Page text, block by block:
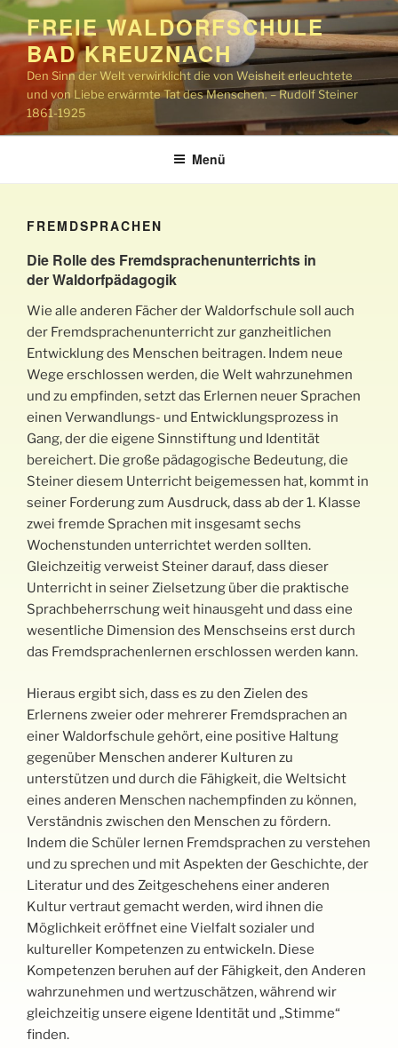
Zum
Inhalt
springen
FREIE WALDORFSCHULE
BAD KREUZNACH
Den Sinn der Welt verwirklicht die von Weisheit erleuchtete
und von Liebe erwärmte Tat des Menschen. – Rudolf Steiner
1861-1925
Menü
FREMDSPRACHEN
Die Rolle des Fremdsprachenunterrichts in
der Waldorfpädagogik
Wie alle anderen Fächer der Waldorfschule soll auch
der Fremdsprachenunterricht zur ganzheitlichen
Entwicklung des Menschen beitragen. Indem neue
Wege erschlossen werden, die Welt wahrzunehmen
und zu empfinden, setzt das Erlernen neuer Sprachen
einen Verwandlungs- und Entwicklungsprozess in
Gang, der die eigene Sinnstiftung und Identität
bereichert. Die große pädagogische Bedeutung, die
Steiner diesem Unterricht beigemessen hat, kommt in
seiner Forderung zum Ausdruck, dass ab der 1. Klasse
zwei fremde Sprachen mit insgesamt sechs
Wochenstunden unterrichtet werden sollten.
Gleichzeitig verweist Steiner darauf, dass dieser
Unterricht in seiner Zielsetzung über die praktische
Sprachbeherrschung weit hinausgeht und dass eine
wesentliche Dimension des Menschseins erst durch
das Fremdsprachenlernen erschlossen werden kann.
Hieraus ergibt sich, dass es zu den Zielen des
Erlernens zweier oder mehrerer Fremdsprachen an
einer Waldorfschule gehört, eine positive Haltung
gegenüber Menschen anderer Kulturen zu
unterstützen und durch die Fähigkeit, die Weltsicht
eines anderen Menschen nachempfinden zu können,
Verständnis zwischen den Menschen zu fördern.
Indem die Schüler lernen Fremdsprachen zu verstehen
und zu sprechen und mit Aspekten der Geschichte, der
Literatur und des Zeitgeschehens einer anderen
Kultur vertraut gemacht werden, wird ihnen die
Möglichkeit eröffnet eine Vielfalt sozialer und
kultureller Kompetenzen zu entwickeln. Diese
Kompetenzen beruhen auf der Fähigkeit, den Anderen
wahrzunehmen und wertzuschätzen, während wir
gleichzeitig unsere eigene Identität und „Stimme“
finden.